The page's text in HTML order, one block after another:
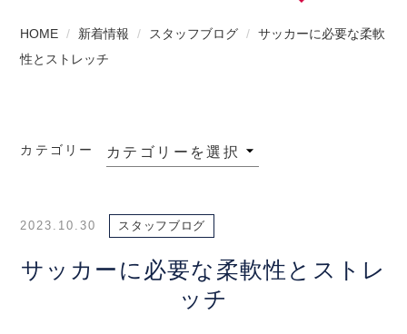
HOME 新着情報 スタッフブログ
サッカーに必要な柔軟
性とストレッチ
カテゴリー
2023.10.30 スタッフブログ
サッカーに必要な柔軟性とストレ
ッチ